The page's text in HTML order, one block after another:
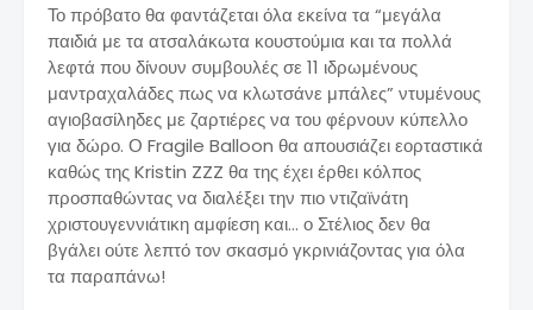
Το πρόβατο θα φαντάζεται όλα εκείνα τα “μεγάλα
παιδιά με τα ατσαλάκωτα κουστούμια και τα πολλά
λεφτά που δίνουν συμβουλές σε 11 ιδρωμένους
μαντραχαλάδες πως να κλωτσάνε μπάλες” ντυμένους
αγιοβασίληδες με ζαρτιέρες να του φέρνουν κύπελλο
για δώρο. Ο Fragile Balloon θα απουσιάζει εορταστικά
καθώς της Kristin ZZZ θα της έχει έρθει κόλπος
προσπαθώντας να διαλέξει την πιο ντιζαϊνάτη
χριστουγεννιάτικη αμφίεση και… ο Στέλιος δεν θα
βγάλει ούτε λεπτό τον σκασμό γκρινιάζοντας για όλα
τα παραπάνω!